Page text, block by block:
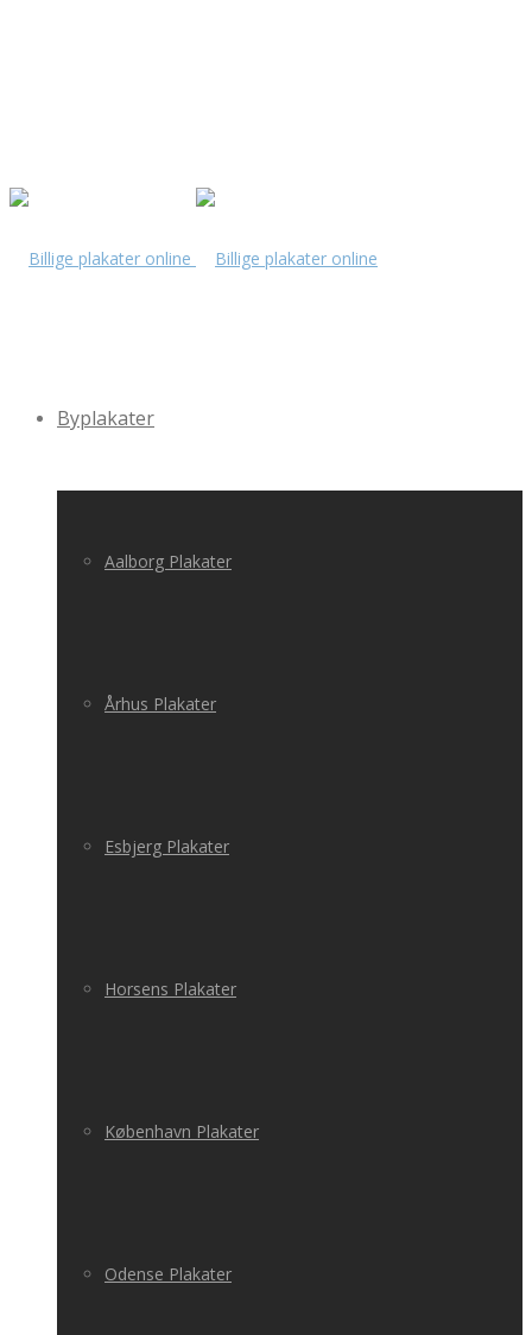
Byplakater
Aalborg Plakater
Århus Plakater
Esbjerg Plakater
Horsens Plakater
København Plakater
Odense Plakater